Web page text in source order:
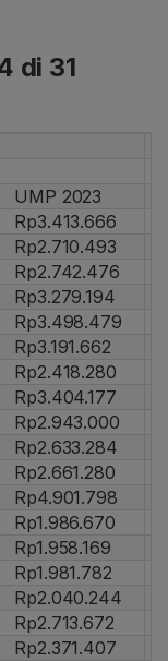
di 31
UMP 2023
Rp3.413.666
Rp2.710.493
Rp2.742.476
Rp3.279.194
Rp3.498.479
Rp3.191.662
Rp2.418.280
Rp3.404.177
Rp2.943.000
Rp2.633.284
Rp2.661.280
Rp4.901.798
Rp1.986.670
Rp1.958.169
Rp1.981.782
Rp2.040.244
Rp2.713.672
Rp2.371.407